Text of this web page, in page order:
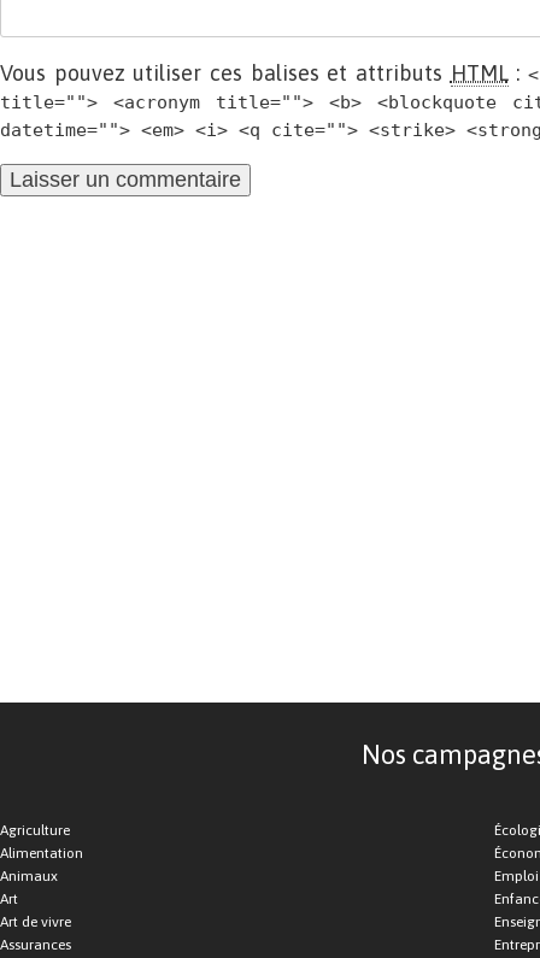
Vous pouvez utiliser ces balises et attributs HTML:
title=""> <acronym title=""> <b> <blockquote
datetime=""> <em> <i> <q cite=""> <strike>
Nos
Agriculture
Alimentation
Animaux
Art
Art de vivre
Assurances
Emploi